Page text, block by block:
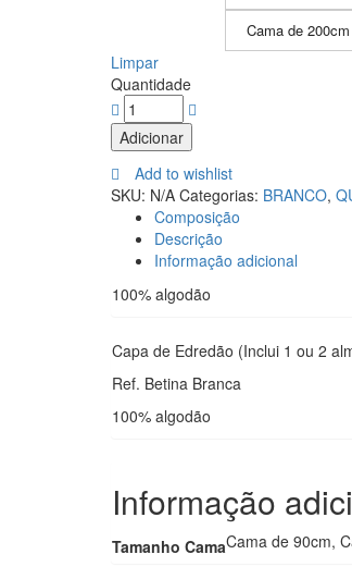
Cama de 200cm
Limpar
Quantidade
Adicionar
Add to wishlist
SKU: N/A Categorias: BRANCO,
Composição
Descrição
Informação adicional
100% algodão
Capa de Edredão (Inclui 1 ou 2
Ref. Betina Branca
100% algodão
Informação
Tamanho CamaCama de 90cm,